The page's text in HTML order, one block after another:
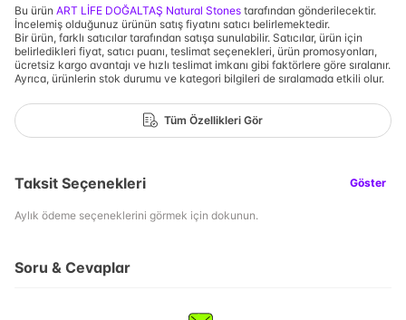
Bu ürün ART LİFE DOĞALTAŞ Natural Stones tarafından gönderilecektir.
İncelemiş olduğunuz ürünün satış fiyatını satıcı belirlemektedir.
Bir ürün, farklı satıcılar tarafından satışa sunulabilir. Satıcılar, ürün için
belirledikleri fiyat, satıcı puanı, teslimat seçenekleri, ürün promosyonları,
ücretsiz kargo avantajı ve hızlı teslimat imkanı gibi faktörlere göre sıralanır.
Ayrıca, ürünlerin stok durumu ve kategori bilgileri de sıralamada etkili olur.
Tüm Özellikleri Gör
Taksit Seçenekleri Göster
Aylık ödeme seçeneklerini görmek için dokunun.
Soru & Cevaplar